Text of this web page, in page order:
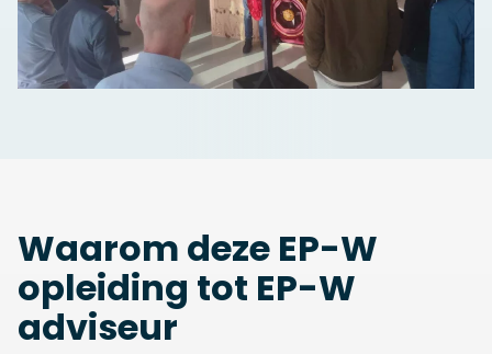
Waarom deze EP-W
opleiding tot EP-W
adviseur